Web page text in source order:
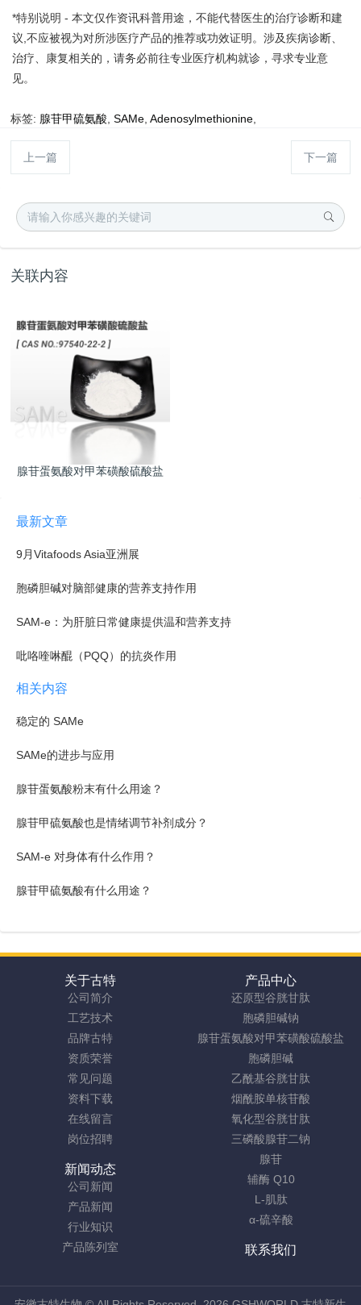
*特别说明 - 本文仅作资讯科普用途，不能代替医生的治疗诊断和建
议,不应被视为对所涉医疗产品的推荐或功效证明。涉及疾病诊断、
治疗、康复相关的，请务必前往专业医疗机构就诊，寻求专业意
见。
标签: 腺苷甲硫氨酸 ,SAMe ,Adenosylmethionine
上一篇 下一篇
关联内容
腺苷蛋氨酸对甲苯磺酸硫酸盐
最新文章
9月Vitafoods Asia亚洲展
胞磷胆碱对脑部健康的营养支持作用
SAM-e：为肝脏日常健康提供温和营养支持
吡咯喹啉醌（PQQ）的抗炎作用
相关内容
稳定的 SAMe
SAMe的进步与应用
腺苷蛋氨酸粉末有什么用途？
腺苷甲硫氨酸也是情绪调节补剂成分？
SAM-e 对身体有什么作用？
腺苷甲硫氨酸有什么用途？
关于古特
公司简介
工艺技术
品牌古特
资质荣誉
常见问题
资料下载
在线留言
岗位招聘
产品中心
还原型谷胱甘肽
胞磷胆碱钠
腺苷蛋氨酸对甲苯磺酸硫酸盐
胞磷胆碱
乙酰基谷胱甘肽
烟酰胺单核苷酸
氧化型谷胱甘肽
三磷酸腺苷二钠
腺苷
辅酶 Q10
L-肌肽
α-硫辛酸
新闻动态
公司新闻
产品新闻
行业知识
产品陈列室
联系我们